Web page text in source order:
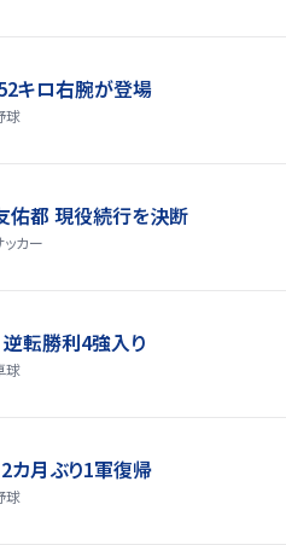
キロ右腕が登場
球
佑都 現役続行を決断
ッカー
転勝利4強入り
球
カ月ぶり1軍復帰
球